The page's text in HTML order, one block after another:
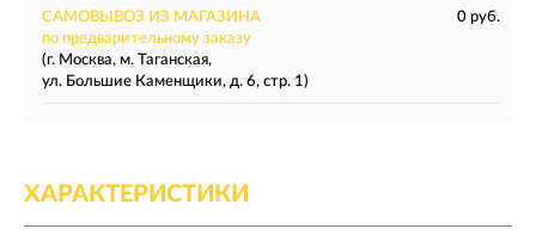
САМОВЫВОЗ ИЗ МАГАЗИНА
0 руб.
по предварительному заказу
(г. Москва, м. Таганская,
ул. Большие Каменщики, д. 6, стр. 1)
ХАРАКТЕРИСТИКИ